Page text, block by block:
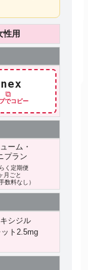
性用
⧉
でコピー
ーム・
プラン
く定期便
月ごと
数料なし）
シジル
ト2.5mg